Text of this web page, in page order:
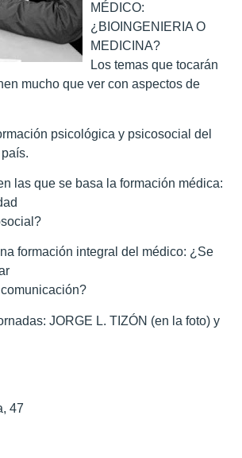
MÉDICO:
¿BIOINGENIERIA O
MEDICINA?
Los temas que tocarán
mucho que ver con aspectos de
psicológica y psicosocial del
las que se basa la formación médica:
formación integral del médico: ¿Se
JORGE L. TIZÓN (en la foto) y
47